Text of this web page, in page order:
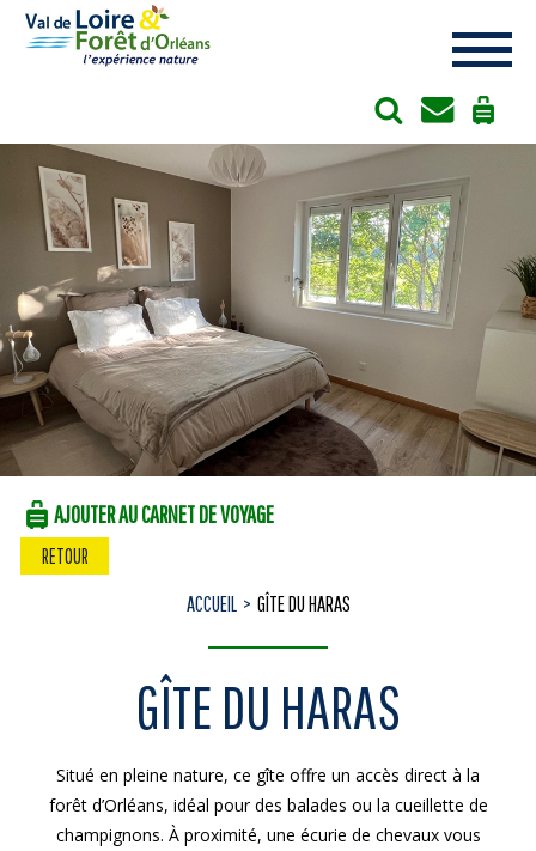
AJOUTER AU CARNET DE VOYAGE
RETOUR
ACCUEIL GÎTE DU HARAS
GÎTE DU HARAS
Situé en pleine nature, ce gîte offre un accès direct à la
forêt d’Orléans, idéal pour des balades ou la cueillette de
champignons. À proximité, une écurie de chevaux vous
Cookies management panel